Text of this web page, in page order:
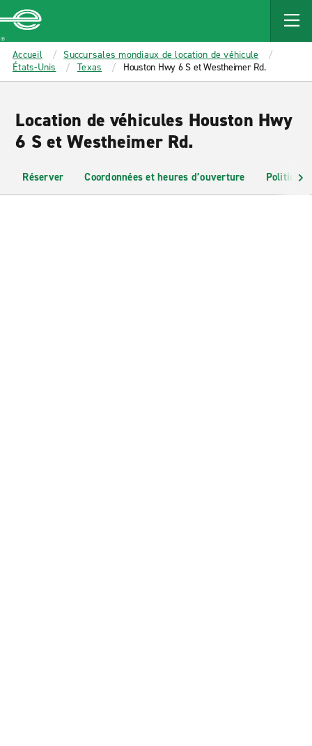
MAIN
CONTENT
Enterprise
Accueil
Succursales mondiaux de location de véhicule
États-Unis
Texas Houston Hwy 6 S et Westheimer Rd.
Location de véhicules Houston Hwy
6 S et Westheimer Rd.
Réserver Coordonnées et heures d’ouverture Politiques